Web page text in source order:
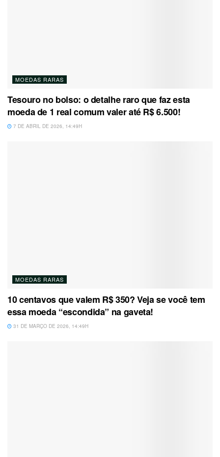
MOEDAS RARAS
Tesouro no bolso: o detalhe raro que faz esta
moeda de 1 real comum valer até R$ 6.500!
7 DE ABRIL DE 2026, 14:49H
MOEDAS RARAS
10 centavos que valem R$ 350? Veja se você tem
essa moeda “escondida” na gaveta!
31 DE MARÇO DE 2026, 14:49H